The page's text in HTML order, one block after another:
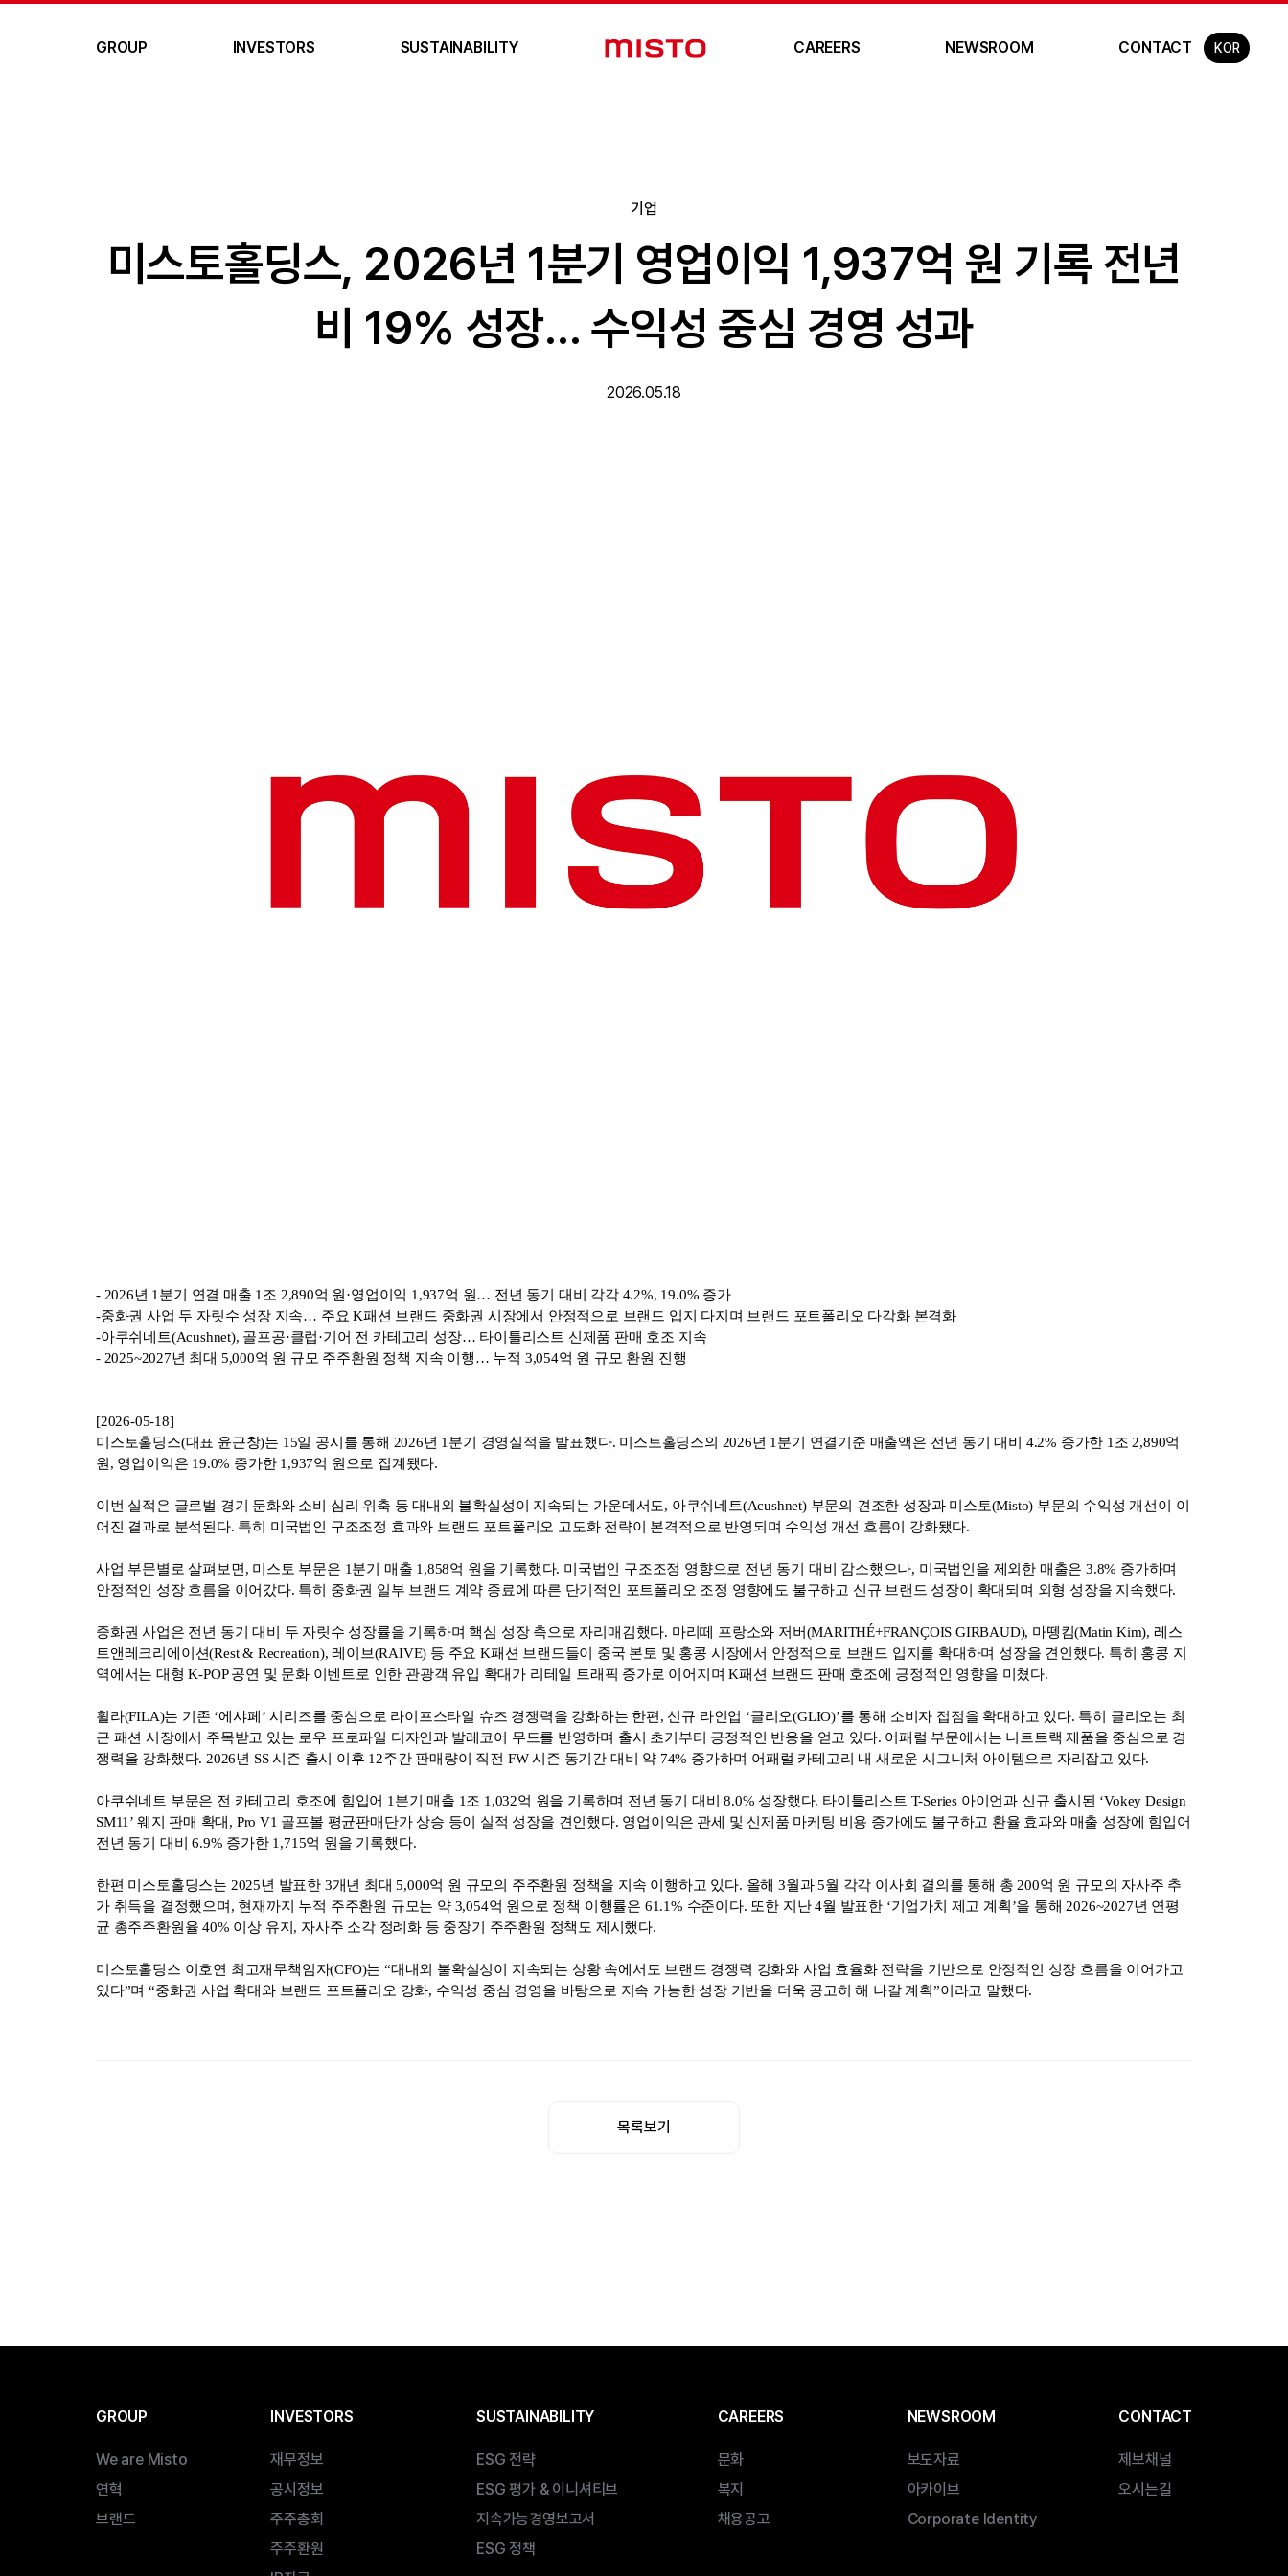
GROUP INVESTORS SUSTAINABILITY CAREERS NEWSROOM CONTACT KOR
기업
미스토홀딩스, 2026년 1분기 영업이익 1,937억 원 기록 전년
비 19% 성장… 수익성 중심 경영 성과
2026.05.18
- 2026년 1분기 연결 매출 1조 2,890억 원·영업이익 1,937억 원… 전년 동기 대비 각각 4.2%, 19.0% 증가
-중화권 사업 두 자릿수 성장 지속… 주요 K패션 브랜드 중화권 시장에서 안정적으로 브랜드 입지 다지며 브랜드 포트폴리오 다각화 본격화
-아쿠쉬네트(Acushnet), 골프공·클럽·기어 전 카테고리 성장… 타이틀리스트 신제품 판매 호조 지속
- 2025~2027년 최대 5,000억 원 규모 주주환원 정책 지속 이행… 누적 3,054억 원 규모 환원 진행
[2026-05-18]
미스토홀딩스(대표 윤근창)는 15일 공시를 통해 2026년 1분기 경영실적을 발표했다. 미스토홀딩스의 2026년 1분기 연결기준 매출액은 전년 동기 대비 4.2% 증가한 1조 2,890억
원, 영업이익은 19.0% 증가한 1,937억 원으로 집계됐다.
이번 실적은 글로벌 경기 둔화와 소비 심리 위축 등 대내외 불확실성이 지속되는 가운데서도, 아쿠쉬네트(Acushnet) 부문의 견조한 성장과 미스토(Misto) 부문의 수익성 개선이 이
어진 결과로 분석된다. 특히 미국법인 구조조정 효과와 브랜드 포트폴리오 고도화 전략이 본격적으로 반영되며 수익성 개선 흐름이 강화됐다.
사업 부문별로 살펴보면, 미스토 부문은 1분기 매출 1,858억 원을 기록했다. 미국법인 구조조정 영향으로 전년 동기 대비 감소했으나, 미국법인을 제외한 매출은 3.8% 증가하며
안정적인 성장 흐름을 이어갔다. 특히 중화권 일부 브랜드 계약 종료에 따른 단기적인 포트폴리오 조정 영향에도 불구하고 신규 브랜드 성장이 확대되며 외형 성장을 지속했다.
중화권 사업은 전년 동기 대비 두 자릿수 성장률을 기록하며 핵심 성장 축으로 자리매김했다. 마리떼 프랑소와 저버(MARITHÉ+FRANҪOIS GIRBAUD), 마뗑킴(Matin Kim), 레스
트앤레크리에이션(Rest & Recreation), 레이브(RAIVE) 등 주요 K패션 브랜드들이 중국 본토 및 홍콩 시장에서 안정적으로 브랜드 입지를 확대하며 성장을 견인했다. 특히 홍콩 지
역에서는 대형 K-POP 공연 및 문화 이벤트로 인한 관광객 유입 확대가 리테일 트래픽 증가로 이어지며 K패션 브랜드 판매 호조에 긍정적인 영향을 미쳤다.
휠라(FILA)는 기존 ‘에샤페’ 시리즈를 중심으로 라이프스타일 슈즈 경쟁력을 강화하는 한편, 신규 라인업 ‘글리오(GLIO)’를 통해 소비자 접점을 확대하고 있다. 특히 글리오는 최
근 패션 시장에서 주목받고 있는 로우 프로파일 디자인과 발레코어 무드를 반영하며 출시 초기부터 긍정적인 반응을 얻고 있다. 어패럴 부문에서는 니트트랙 제품을 중심으로 경
쟁력을 강화했다. 2026년 SS 시즌 출시 이후 12주간 판매량이 직전 FW 시즌 동기간 대비 약 74% 증가하며 어패럴 카테고리 내 새로운 시그니처 아이템으로 자리잡고 있다.
아쿠쉬네트 부문은 전 카테고리 호조에 힘입어 1분기 매출 1조 1,032억 원을 기록하며 전년 동기 대비 8.0% 성장했다. 타이틀리스트 T-Series 아이언과 신규 출시된 ‘Vokey Design
SM11’ 웨지 판매 확대, Pro V1 골프볼 평균판매단가 상승 등이 실적 성장을 견인했다. 영업이익은 관세 및 신제품 마케팅 비용 증가에도 불구하고 환율 효과와 매출 성장에 힘입어
전년 동기 대비 6.9% 증가한 1,715억 원을 기록했다.
한편 미스토홀딩스는 2025년 발표한 3개년 최대 5,000억 원 규모의 주주환원 정책을 지속 이행하고 있다. 올해 3월과 5월 각각 이사회 결의를 통해 총 200억 원 규모의 자사주 추
가 취득을 결정했으며, 현재까지 누적 주주환원 규모는 약 3,054억 원으로 정책 이행률은 61.1% 수준이다. 또한 지난 4월 발표한 ‘기업가치 제고 계획’을 통해 2026~2027년 연평
균 총주주환원율 40% 이상 유지, 자사주 소각 정례화 등 중장기 주주환원 정책도 제시했다.
미스토홀딩스 이호연 최고재무책임자(CFO)는 “대내외 불확실성이 지속되는 상황 속에서도 브랜드 경쟁력 강화와 사업 효율화 전략을 기반으로 안정적인 성장 흐름을 이어가고
있다”며 “중화권 사업 확대와 브랜드 포트폴리오 강화, 수익성 중심 경영을 바탕으로 지속 가능한 성장 기반을 더욱 공고히 해 나갈 계획”이라고 말했다.
목록보기
GROUP
We are Misto
연혁
브랜드
INVESTORS
재무정보
공시정보
주주총회
주주환원
SUSTAINABILITY
ESG 전략
ESG 평가 & 이니셔티브
지속가능경영보고서
ESG 정책
CAREERS
문화
복지
채용공고
NEWSROOM
보도자료
아카이브
Corporate Identity
CONTACT
제보채널
오시는길